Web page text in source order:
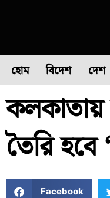
হোম বিদেশ দেশ
ফুল
তৈরি
Facebook